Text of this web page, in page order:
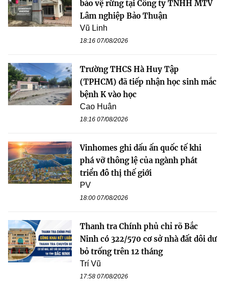
bảo vệ rừng tại Công ty TNHH MTV
Lâm nghiệp Bảo Thuận
Vũ Linh
18:16 07/08/2026
Trường THCS Hà Huy Tập
(TPHCM) đã tiếp nhận học sinh mắc
bệnh K vào học
Cao Huân
18:16 07/08/2026
Vinhomes ghi dấu ấn quốc tế khi
phá vỡ thông lệ của ngành phát
triển đô thị thế giới
PV
18:00 07/08/2026
Thanh tra Chính phủ chỉ rõ Bắc
Ninh có 322/570 cơ sở nhà đất dôi dư
bỏ trống trên 12 tháng
Trí Vũ
17:58 07/08/2026